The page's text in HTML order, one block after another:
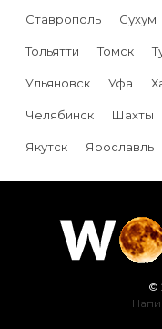
Ставрополь Сухум
Тольятти Томск
Ульяновск Уфа
Челябинск Шахты
Якутск Ярославль
©